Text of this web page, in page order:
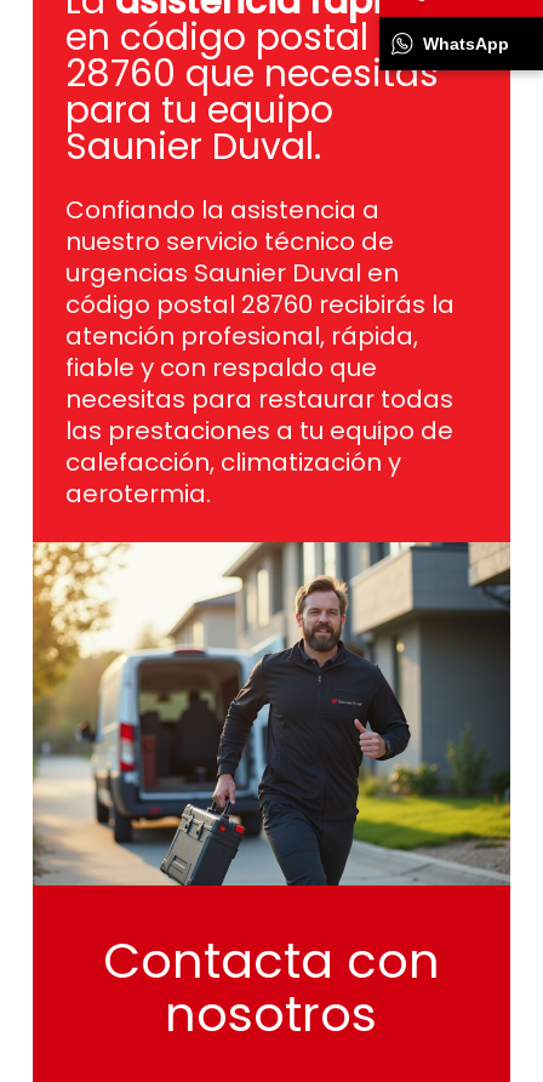
en código postal
28760 que necesitas
para tu equipo
Saunier Duval.
Confiando la asistencia a
nuestro servicio técnico de
urgencias Saunier Duval en
código postal 28760 recibirás la
atención profesional, rápida,
fiable y con respaldo que
necesitas para restaurar todas
las prestaciones a tu equipo de
calefacción, climatización y
aerotermia.
Contacta con
nosotros
WhatsApp